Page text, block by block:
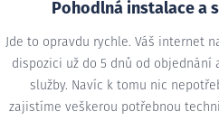
Pohodlná instalace a
Jde to opravdu rychle. Váš internet
dispozici už do 5 dnů od objednání
služby. Navíc k tomu nic
zajistíme veškerou potřebnou